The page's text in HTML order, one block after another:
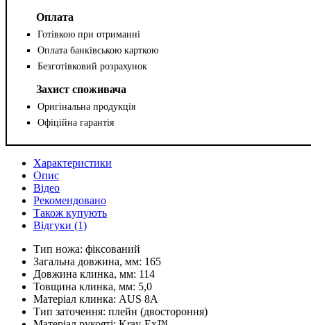
Оплата
Готівкою при отриманні
Оплата банківською карткою
Безготівковий розрахунок
Захист споживача
Оригінальна продукція
Офіційна гарантія
Характеристики
Опис
Відео
Рекомендовано
Також купують
Відгуки (1)
Тип ножа: фіксований
Загальна довжина, мм: 165
Довжина клинка, мм: 114
Товщина клинка, мм: 5,0
Матеріал клинка: AUS 8A
Тип заточення: плейн (двостороння)